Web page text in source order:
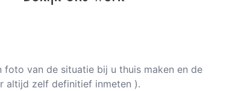
foto van de situatie bij u thuis maken en de
altijd zelf definitief inmeten ).